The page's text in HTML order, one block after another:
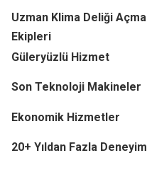
Uzman Klima Deliği Açma
Ekipleri
Güleryüzlü Hizmet
Son Teknoloji Makineler
Ekonomik Hizmetler
20+ Yıldan Fazla Deneyim